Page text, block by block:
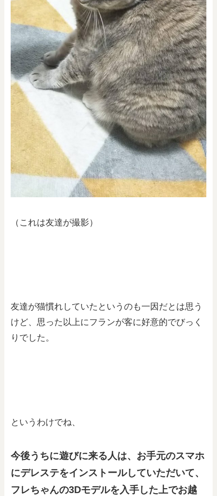
（これは友達が撮影）
友達が猫慣れしていたというのも一因だとは思う
けど、思った以上にフランが客に好意的でびっく
りでした。
というわけでね、
今後うちに遊びに来る人は、お手元のスマホ
にデレステをインストールしていただいて、
フレちゃんの3Dモデルを入手した上でお越